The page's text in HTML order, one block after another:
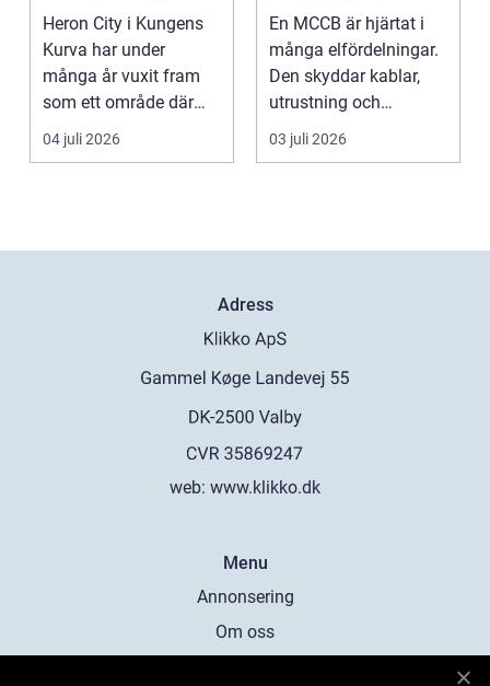
i kungens kurva
Heron City i Kungens
Kurva har under
många år vuxit fram
som ett område där
mat, bio, shopping och
a...
04 juli 2026
En MCCB är hjärtat i
många elfördelningar.
Den skyddar kablar,
utrustning och
människor mot
överlast...
03 juli 2026
Adress
web: www.klikko.dk
Menu
Annonsering
Om oss